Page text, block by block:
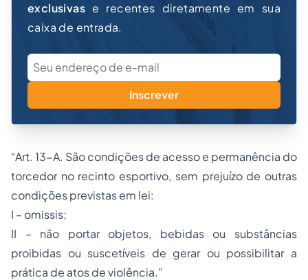
exclusivas e recentes diretamente em sua
caixa de entrada.
Inscrever
“Art. 13-A. São condições de acesso e permanência do
torcedor no recinto esportivo, sem prejuízo de outras
condições previstas em lei:
I – omissis;
II – não portar objetos, bebidas ou substâncias
proibidas ou suscetíveis de gerar ou possibilitar a
prática de atos de violência.”